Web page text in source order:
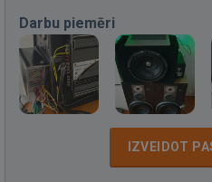
Darbu piemēri
IZVEIDOT